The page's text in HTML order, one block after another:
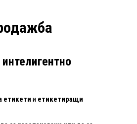
етикети и етикетиращи